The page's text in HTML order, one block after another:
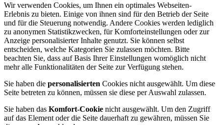
Wir verwenden Cookies, um Ihnen ein optimales Webseiten-
Erlebnis zu bieten. Einige von ihnen sind für den Betrieb der Seite
und für die Steuerung notwendig. Andere Cookies werden lediglich
zu anonymen Statistikzwecken, für Komforteinstellungen oder zur
Anzeige personalisierter Inhalte genutzt. Sie können selbst
entscheiden, welche Kategorien Sie zulassen möchten. Bitte
beachten Sie, dass auf Basis Ihrer Einstellungen womöglich nicht
mehr alle Funktionalitäten der Seite zur Verfügung stehen.
Sie haben die personalisierten Cookies nicht ausgewählt. Um diese
Seite betreten zu können, müssen sie diese per Auswahl zulassen.
Sie haben das Komfort-Cookie nicht ausgewählt. Um den Zugriff
auf das Element oder die Seite dauerhaft zu gewähren, müssen Sie